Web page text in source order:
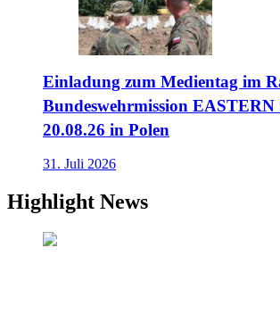
Einladung zum Medientag im
Bundeswehrmission
20.08.26 in Polen
31. Juli 2026
Highlight News